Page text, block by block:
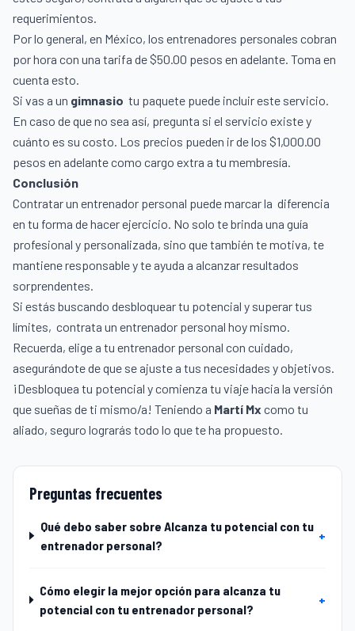
requerimientos.
Por lo general, en México, los entrenadores personales cobran
por hora con una tarifa de $50.00 pesos en adelante. Toma en
cuenta esto.
Si vas a un gimnasio tu paquete puede incluir este servicio.
En caso de que no sea así, pregunta si el servicio existe y
cuánto es su costo. Los precios pueden ir de los $1,000.00
pesos en adelante como cargo extra a tu membresía.
Conclusión
Contratar un entrenador personal puede marcar la diferencia
en tu forma de hacer ejercicio. No solo te brinda una guía
profesional y personalizada, sino que también te motiva, te
mantiene responsable y te ayuda a alcanzar resultados
sorprendentes.
Si estás buscando desbloquear tu potencial y superar tus
límites, contrata un entrenador personal hoy mismo.
Recuerda, elige a tu entrenador personal con cuidado,
asegurándote de que se ajuste a tus necesidades y objetivos.
¡Desbloquea tu potencial y comienza tu viaje hacia la versión
que sueñas de ti mismo/a! Teniendo a Martí Mx como tu
aliado, seguro lograrás todo lo que te ha propuesto.
Preguntas frecuentes
Qué debo saber sobre Alcanza tu potencial con tu
entrenador personal?
+
Cómo elegir la mejor opción para alcanza tu
potencial con tu entrenador personal?
+